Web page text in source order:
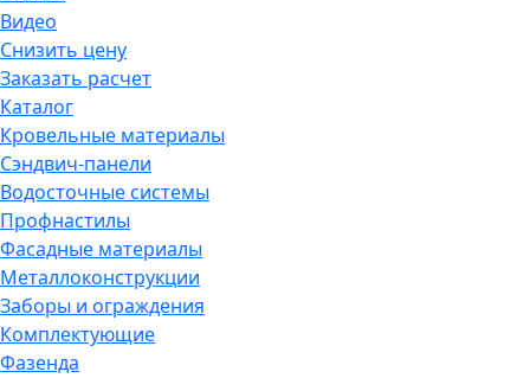
Видео
Снизить цену
Заказать расчет
Каталог
Кровельные материалы
Сэндвич-панели
Водосточные системы
Профнастилы
Фасадные материалы
Металлоконструкции
Заборы и ограждения
Комплектующие
Фазенда